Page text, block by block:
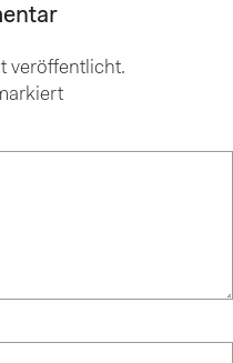
veröffentlicht.